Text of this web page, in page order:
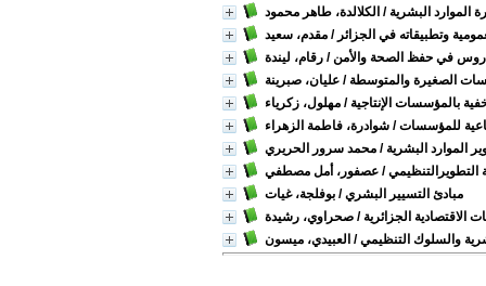
الموارد البشرية / الكلالدة، طاهر محمود
وتطبيقاته في الجزائر / مقدم، سعيد
في حفظ الصحة والأمن/ رقام، ليندة
الصغيرة والمتوسطة / عليان، صبرينة
بالمؤسسات الإنتاجية / مهلول، زكرياء
للمؤسسات/ شوادرة، فاطمة الزهراء
الموارد البشرية / محمد سرور الحريري
التطويرالتنظيمي/ عصفور، أمل مصطفي
مبادئ التسيير البشري/ بوفلجة، غيات
الجزائرية / صحراوي، رشيدة
والسلوك التنظيمي/ العبيدي، ميسون